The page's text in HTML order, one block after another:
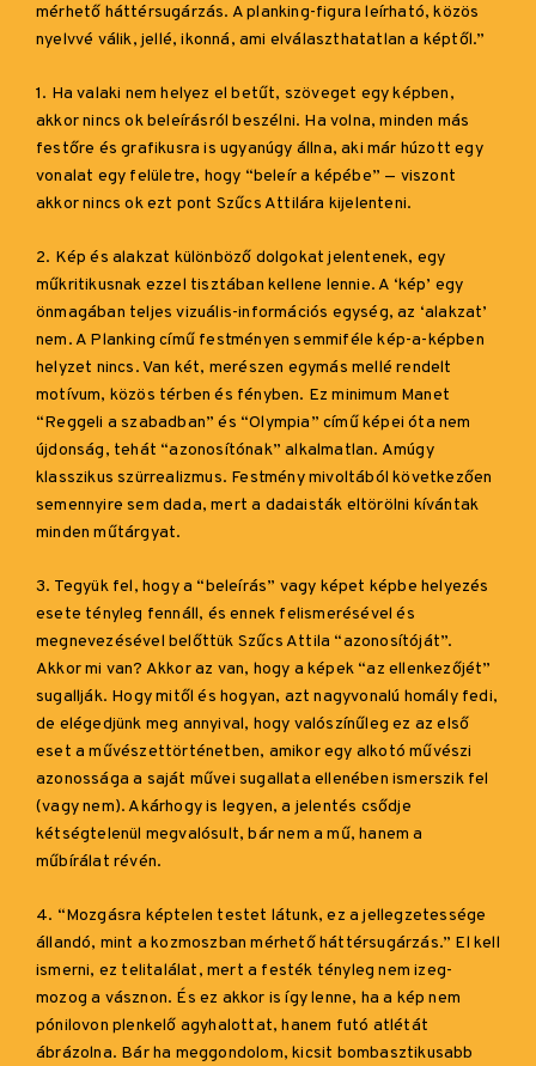
mérhető háttérsugárzás. A planking-figura leírható, közös
nyelvvé válik, jellé, ikonná, ami elválaszthatatlan a képtől.”
1. Ha valaki nem helyez el betűt, szöveget egy képben,
akkor nincs ok beleírásról beszélni. Ha volna, minden más
festőre és grafikusra is ugyanúgy állna, aki már húzott egy
vonalat egy felületre, hogy “beleír a képébe” — viszont
akkor nincs ok ezt pont Szűcs Attilára kijelenteni.
2. Kép és alakzat különböző dolgokat jelentenek, egy
műkritikusnak ezzel tisztában kellene lennie. A ‘kép’ egy
önmagában teljes vizuális-információs egység, az ‘alakzat’
nem. A Planking című festményen semmiféle kép-a-képben
helyzet nincs. Van két, merészen egymás mellé rendelt
motívum, közös térben és fényben. Ez minimum Manet
“Reggeli a szabadban” és “Olympia” című képei óta nem
újdonság, tehát “azonosítónak” alkalmatlan. Amúgy
klasszikus szürrealizmus. Festmény mivoltából következően
semennyire sem dada, mert a dadaisták eltörölni kívántak
minden műtárgyat.
3. Tegyük fel, hogy a “beleírás” vagy képet képbe helyezés
esete tényleg fennáll, és ennek felismerésével és
megnevezésével belőttük Szűcs Attila “azonosítóját”.
Akkor mi van? Akkor az van, hogy a képek “az ellenkezőjét”
sugallják. Hogy mitől és hogyan, azt nagyvonalú homály fedi,
de elégedjünk meg annyival, hogy valószínűleg ez az első
eset a művészettörténetben, amikor egy alkotó művészi
azonossága a saját művei sugallata ellenében ismerszik fel
(vagy nem). Akárhogy is legyen, a jelentés csődje
kétségtelenül megvalósult, bár nem a mű, hanem a
műbírálat révén.
4. “Mozgásra képtelen testet látunk, ez a jellegzetessége
állandó, mint a kozmoszban mérhető háttérsugárzás.” El kell
ismerni, ez telitalálat, mert a festék tényleg nem izeg-
mozog a vásznon. És ez akkor is így lenne, ha a kép nem
pónilovon plenkelő agyhalottat, hanem futó atlétát
ábrázolna. Bár ha meggondolom, kicsit bombasztikusabb